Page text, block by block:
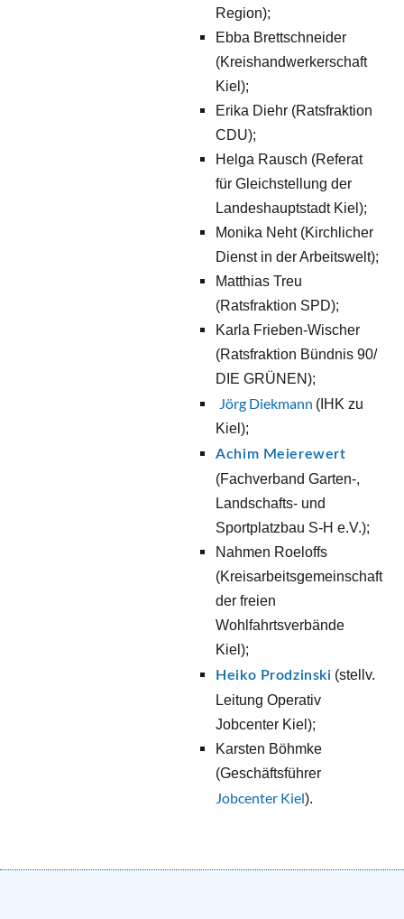
Region);
Ebba Brettschneider
(Kreishandwerkerschaft
Kiel);
Erika Diehr (Ratsfraktion
CDU);
Helga Rausch (Referat
für Gleichstellung der
Landeshauptstadt Kiel);
Monika Neht (Kirchlicher
Matthias Treu
(Ratsfraktion SPD);
Karla Frieben-Wischer
(Ratsfraktion Bündnis 90/
DIE GRÜNEN);
Jörg Diekmann (IHK zu
Kiel);
Achim Meierewert
(Fachverband Garten-,
Landschafts- und
Sportplatzbau S-H e.V.);
Nahmen Roeloffs
(Kreisarbeitsgemeinschaft
der freien
Wohlfahrtsverbände
Kiel);
Heiko Prodzinski (stellv.
Leitung Operativ
Jobcenter Kiel);
Karsten Böhmke
Jobcenter Kiel).